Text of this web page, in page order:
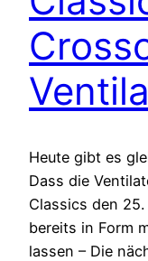
Heute gibt es
Dass die
Classics den
bereits in Form
lassen – Die